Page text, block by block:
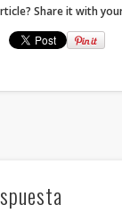
Share it with